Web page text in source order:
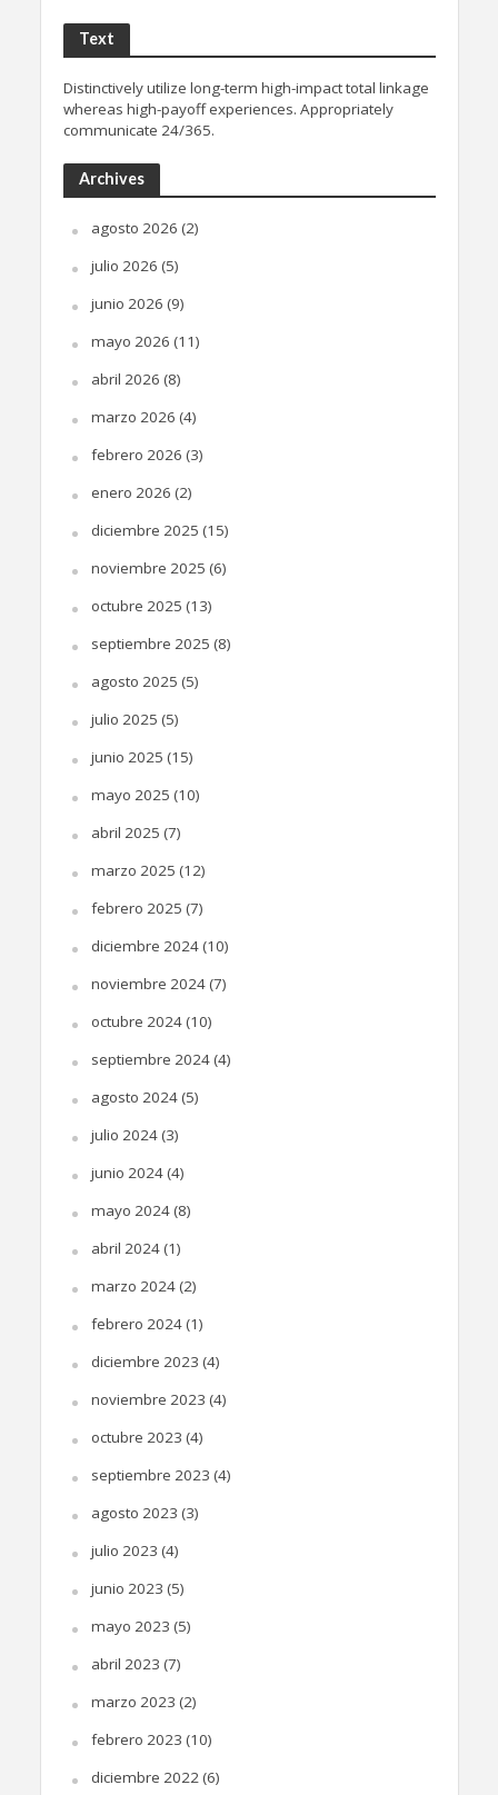
Text
Distinctively utilize long-term high-impact total linkage
whereas high-payoff experiences. Appropriately
communicate 24/365.
Archives
agosto 2026 (2)
julio 2026 (5)
junio 2026 (9)
mayo 2026 (11)
abril 2026 (8)
marzo 2026 (4)
febrero 2026 (3)
enero 2026 (2)
diciembre 2025 (15)
noviembre 2025 (6)
octubre 2025 (13)
septiembre 2025 (8)
agosto 2025 (5)
julio 2025 (5)
junio 2025 (15)
mayo 2025 (10)
abril 2025 (7)
marzo 2025 (12)
febrero 2025 (7)
diciembre 2024(10)
noviembre 2024(7)
octubre 2024(10)
septiembre 2024(4)
agosto 2024(5)
julio 2024(3)
junio 2024(4)
mayo 2024(8)
abril 2024(1)
marzo 2024(2)
febrero 2024(1)
diciembre 2023 (4)
noviembre 2023 (4)
octubre 2023 (4)
septiembre 2023 (4)
agosto 2023 (3)
julio 2023 (4)
junio 2023 (5)
mayo 2023 (5)
abril 2023 (7)
marzo 2023 (2)
febrero 2023 (10)
diciembre 2022(6)